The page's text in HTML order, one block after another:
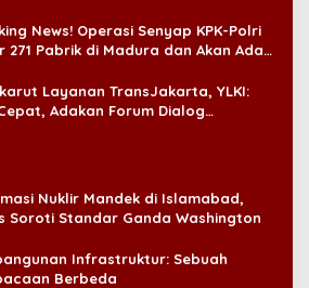
News! Operasi Senyap KPK-Polri
271 Pabrik di Madura dan Akan Ada
Layanan TransJakarta, YLKI:
Adakan Forum Dialog
Nuklir Mandek di Islamabad,
Soroti Standar Ganda Washington
Infrastruktur: Sebuah
Berbeda